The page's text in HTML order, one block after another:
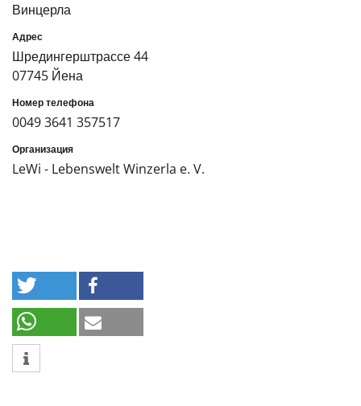
Винцерла
Шредингерштрассе 44
07745 Йена
0049 3641 357517
LeWi - Lebenswelt Winzerla e. V.